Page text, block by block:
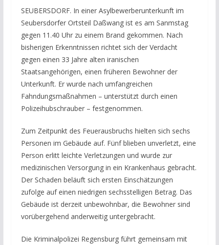
SEUBERSDORF. In einer Asylbewerberunterkunft im
Seubersdorfer Ortsteil Daßwang ist es am Sanmstag
gegen 11.40 Uhr zu einem Brand gekommen. Nach
bisherigen Erkenntnissen richtet sich der Verdacht
gegen einen 33 Jahre alten iranischen
Staatsangehörigen, einen früheren Bewohner der
Unterkunft. Er wurde nach umfangreichen
Fahndungsmaßnahmen – unterstützt durch einen
Polizeihubschrauber – festgenommen.
Zum Zeitpunkt des Feuerausbruchs hielten sich sechs
Personen im Gebäude auf. Fünf blieben unverletzt, eine
Person erlitt leichte Verletzungen und wurde zur
medizinischen Versorgung in ein Krankenhaus gebracht.
Der Schaden beläuft sich ersten Einschätzungen
zufolge auf einen niedrigen sechsstelligen Betrag. Das
Gebäude ist derzeit unbewohnbar, die Bewohner sind
vorübergehend anderweitig untergebracht.
Die Kriminalpolizei Regensburg führt gemeinsam mit